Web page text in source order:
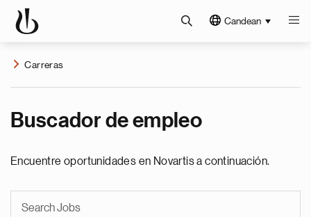
Candean
Carreras
Buscador de empleo
Encuentre oportunidades en Novartis a continuación.